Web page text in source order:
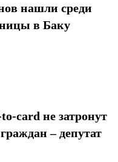
нашли среди
в Баку
card не затронут
– депутат